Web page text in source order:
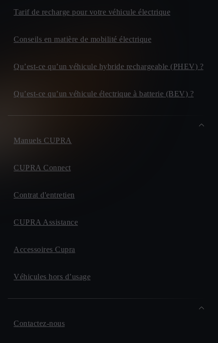
Tarif de recharge pour votre véhicule électrique
Conseils en matière de mobilité électrique
Qu’est-ce qu’un véhicule hybride rechargeable (PHEV) ?
Qu’est-ce qu’un véhicule électrique à batterie (BEV) ?
Manuels CUPRA
CUPRA Connect
Contrat d'entretien
CUPRA Assistance
Accessoires Cupra
Véhicules hors d’usage
Contactez-nous